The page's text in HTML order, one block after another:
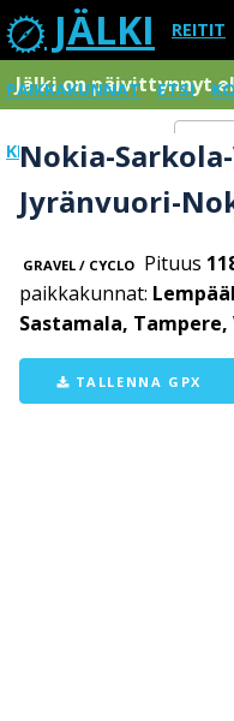
JÄLKI REITIT
PAIKKAKUNNAT ETSI
KIRJAUDU SISÄÄN
Jälki on päivittynnyt
Nokia-
Jyränvuori-
GRAVEL / CYCLO Pituus
paikkakunnat:
Sastamala,
TALLENNA GPX